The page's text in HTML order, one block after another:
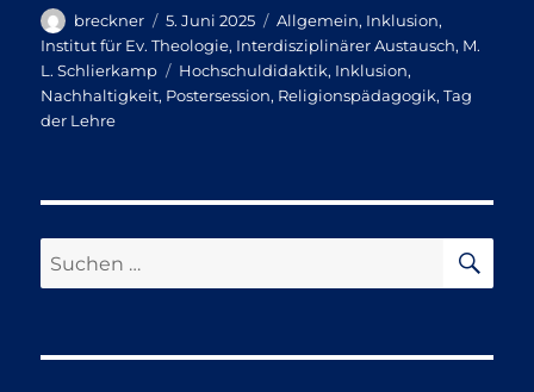
Autor
breckner
Veröffentlicht
am
5. Juni 2025 Kategorien
Allgemein, Inklusion,
Institut für Ev. Theologie, Interdisziplinärer Austausch, M.
L. Schlierkamp
Schlagwörter
Hochschuldidaktik, Inklusion,
Nachhaltigkeit, Postersession, Religionspädagogik,Tag
der Lehre
Suchen
nach: